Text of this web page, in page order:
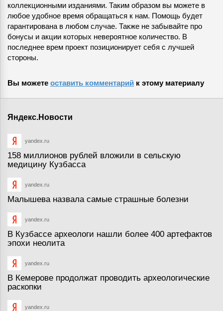
коллекционными изданиями. Таким образом вы можете в
любое удобное время обращаться к нам. Помощь будет
гарантирована в любом случае. Также не забывайте про
бонусы и акции которых невероятное количество. В
последнее врем проект позиционирует себя с лучшей
стороны.
Вы можете оставить комментарий к этому материалу
Яндекс.Новости
yandex.ru
158 миллионов рублей вложили в сельскую
медицину Кузбасса
yandex.ru
Малышева назвала самые страшные болезни
yandex.ru
В Кузбассе археологи нашли более 400 артефактов
эпохи неолита
yandex.ru
В Кемерове продолжат проводить археологические
раскопки
yandex.ru